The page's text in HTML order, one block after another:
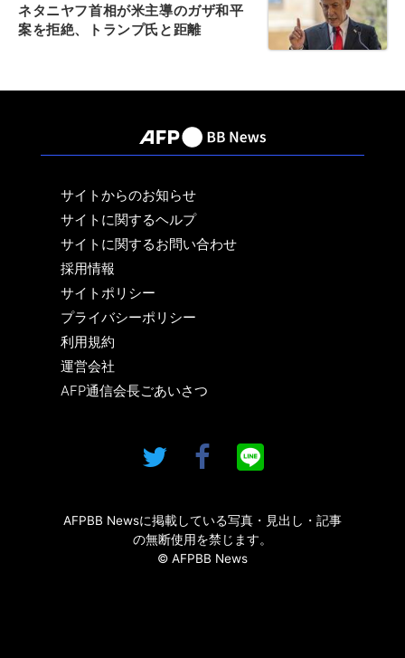
ネタニヤフ首相が米主導のガザ和平
案を拒絶、トランプ氏と距離
サイトからのお知らせ
サイトに関するヘルプ
サイトに関するお問い合わせ
採用情報
サイトポリシー
プライバシーポリシー
利用規約
運営会社
AFP通信会長ごあいさつ
AFPBB Newsに掲載している写真・見出し・記事
の無断使用を禁じます。
© AFPBB News